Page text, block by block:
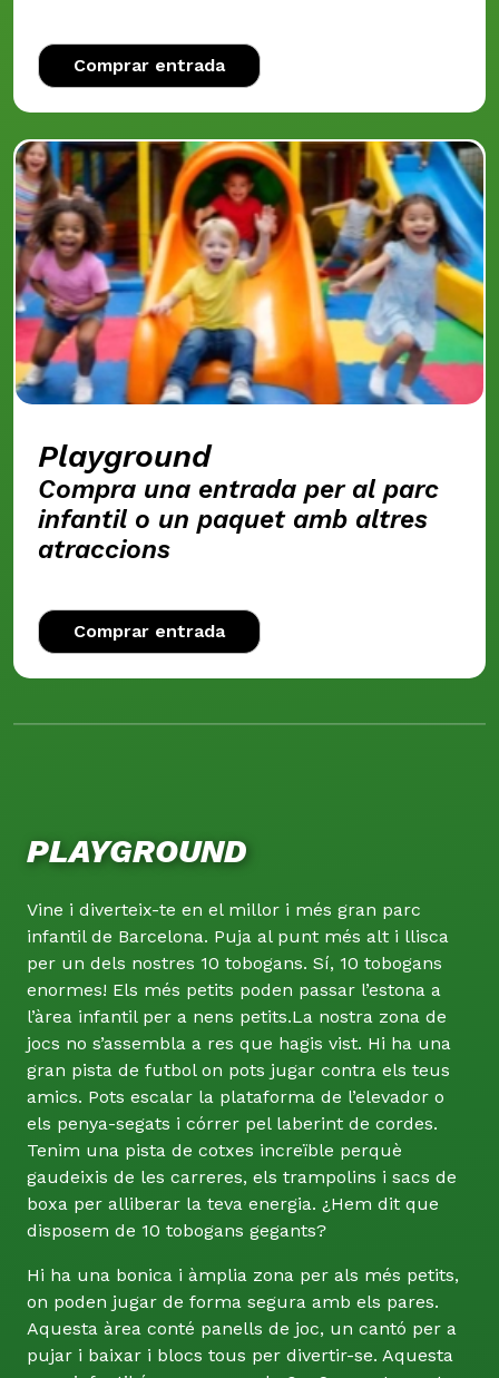
Comprar entrada
Playground
Compra una entrada per al parc
infantil o un paquet amb altres
atraccions
Comprar entrada
PLAYGROUND
Vine i diverteix-te en el millor i més gran parc
infantil de Barcelona. Puja al punt més alt i llisca
per un dels nostres 10 tobogans. Sí, 10 tobogans
enormes! Els més petits poden passar l’estona a
l’àrea infantil per a nens petits.La nostra zona de
jocs no s’assembla a res que hagis vist. Hi ha una
gran pista de futbol on pots jugar contra els teus
amics. Pots escalar la plataforma de l’elevador o
els penya-segats i córrer pel laberint de cordes.
Tenim una pista de cotxes increïble perquè
gaudeixis de les carreres, els trampolins i sacs de
boxa per alliberar la teva energia. ¿Hem dit que
disposem de 10 tobogans gegants?
Hi ha una bonica i àmplia zona per als més petits,
on poden jugar de forma segura amb els pares.
Aquesta àrea conté panells de joc, un cantó per a
pujar i baixar i blocs tous per divertir-se. Aquesta